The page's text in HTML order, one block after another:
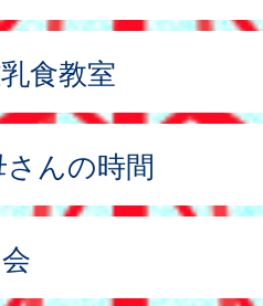
食教室
んの時間